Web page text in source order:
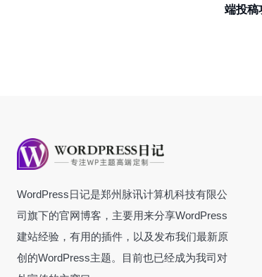
端投稿
WordPress日记是郑州脉讯计算机科技有限公
司旗下的官网博客，主要用来分享WordPress
建站经验，有用的插件，以及发布我们最新原
创的WordPress主题。目前也已经成为我司对